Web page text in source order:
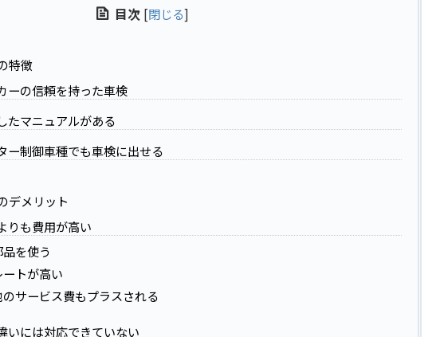
目次 [閉じる]
特徴
ーの信頼を持った車検
たマニュアルがある
ー制御車種でも車検に出せる
デメリット
りも費用が高い
を使う
ートが高い
のサービス費もプラスされる
いには対応できていない